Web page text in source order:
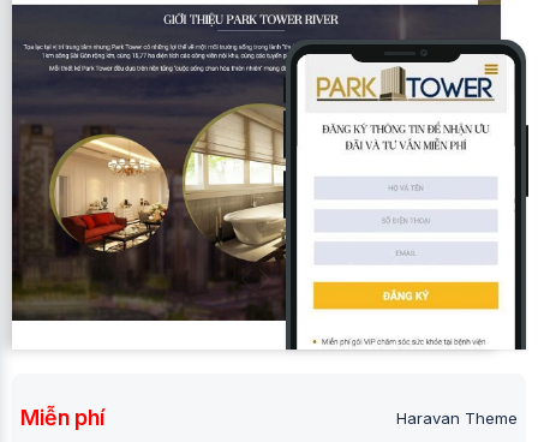
Miễn phí Haravan Theme